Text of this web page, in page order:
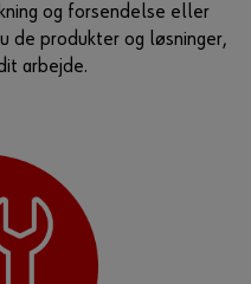
og forsendelse eller
de produkter og løsninger,
arbejde.